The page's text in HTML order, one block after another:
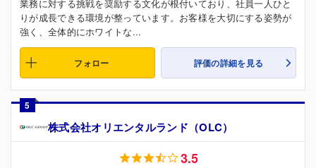
業務に対する挑戦を奨励する文化が根付いており、社員一人ひと
りが成長できる環境が整っています。お客様を大切にする姿勢が
強く、全体的にホワイトな...
フォロー 評価の詳細を見る
5
株式会社オリエンタルランド（OLC）
3.5